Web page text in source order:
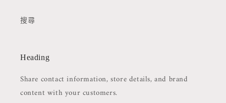
搜尋
Heading
Share contact information, store details, and brand
content with your customers.